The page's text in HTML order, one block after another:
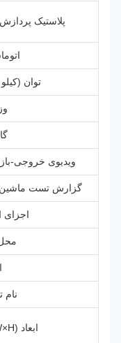
پلاستیک پردازش شده
اتوماسیون
توان (کیلو وات)
گارانتی
ویدیوی خروجی-بازرسی
گزارش تست ماشین آلات
اجزای اصلی
محل مبدا
استان
نام تجاری
ابعاد (L×W×H)